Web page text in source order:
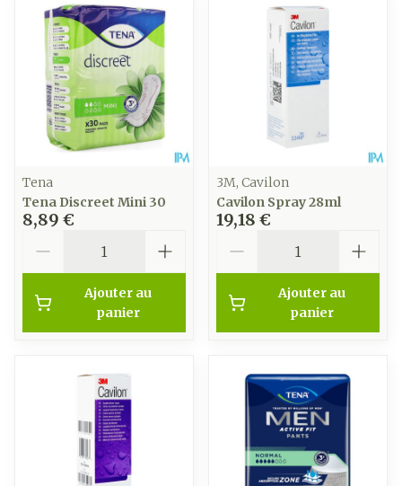
Tena
Tena Discreet Mini 30
8,89 €
Ajouter au
panier
3M, Cavilon
Cavilon Spray 28ml
19,18 €
Ajouter au
panier